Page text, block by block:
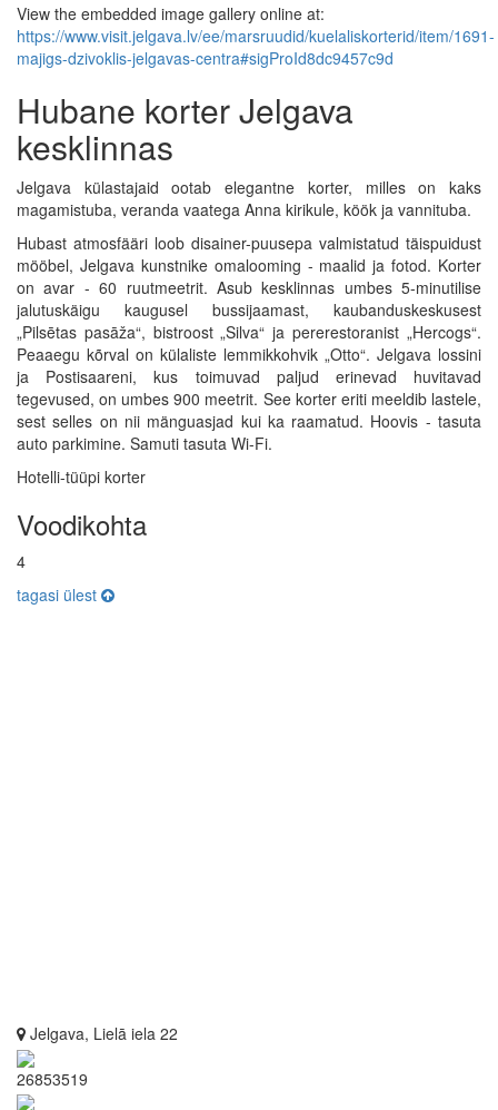
View the embedded image gallery online at:
https://www.visit.jelgava.lv/ee/marsruudid/kuelaliskorterid/item/1691-
majigs-dzivoklis-jelgavas-centra#sigProId8dc9457c9d
Hubane korter Jelgava
kesklinnas
Jelgava külastajaid ootab elegantne korter, milles on kaks
magamistuba, veranda vaatega Anna kirikule, köök ja vannituba.
Hubast atmosfääri loob disainer-puusepa valmistatud täispuidust
mööbel, Jelgava kunstnike omalooming - maalid ja fotod. Korter
on avar - 60 ruutmeetrit. Asub kesklinnas umbes 5-minutilise
jalutuskäigu kaugusel bussijaamast, kaubanduskeskusest
„Pilsētas pasāža“, bistroost „Silva“ ja pererestoranist „Hercogs“.
Peaaegu kõrval on külaliste lemmikkohvik „Otto“. Jelgava lossini
ja Postisaareni, kus toimuvad paljud erinevad huvitavad
tegevused, on umbes 900 meetrit. See korter eriti meeldib lastele,
sest selles on nii mänguasjad kui ka raamatud. Hoovis - tasuta
auto parkimine. Samuti tasuta Wi-Fi.
Hotelli-tüüpi korter
Voodikohta
4
tagasi ülest
Jelgava, Lielā iela 22
26853519